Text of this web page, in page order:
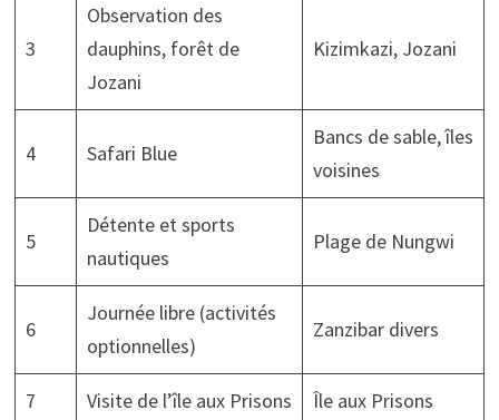
3
Observation des
dauphins, forêt de
Jozani
Kizimkazi, Jozani
4 Safari Blue
Bancs de sable, îles
voisines
5
Détente et sports
nautiques
Plage de Nungwi
6
Journée libre (activités
optionnelles)
Zanzibar divers
7 Visite de l’île aux Prisons Île aux Prisons